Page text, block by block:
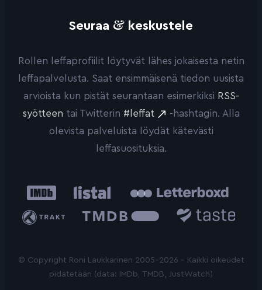
Seuraa & keskustele
Rollen leffaprofiilit löytyvät lähes jokaisesta netin
leffapalvelusta. Saat ensimmäisenä tiedon uusista
arvioista kun pistät seurantaan esimerkiksi RSS-
syötteen tai Twitterin #leffat
-hashtagin. Alla
olevista palveluista löydät kätevästi
leffasuosituksia.
IMDb Listal
Trakt
Database
© Copyright Roni Laukkarinen 2005-2026 - Kaikki oikeudet
pidätetään (data: IMDb, TMDB, JustWatch)